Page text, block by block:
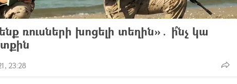
ռուսների խոցելի տեղին»․ ի՞նչ կա
23:28